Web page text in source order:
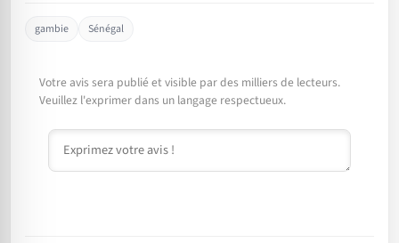
gambie Sénégal
Votre avis sera publié et visible par des milliers de lecteurs.
Veuillez l'exprimer dans un langage respectueux.
Commentaire